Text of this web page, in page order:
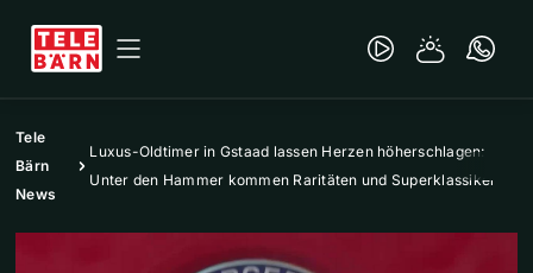
Tele
Bärn
News
Luxus-Oldtimer in Gstaad lassen Herzen höherschlagen:
Unter den Hammer kommen Raritäten und Superklassiker